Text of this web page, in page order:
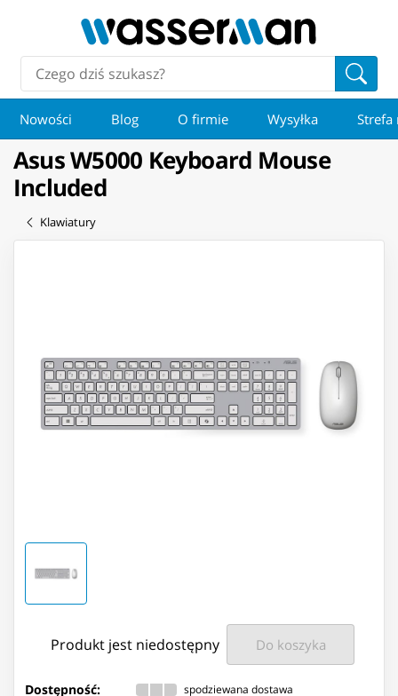
Nowości Blog O firmie Wysyłka Strefa
Asus W5000 Keyboard Mouse
Included
Klawiatury
Produkt jest niedostępny Do koszyka
Dostępność: spodziewana dostawa